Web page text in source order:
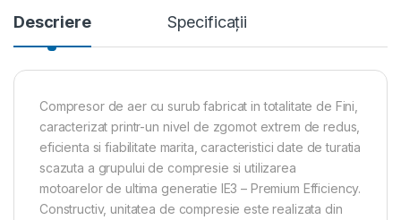
Descriere Specificații
Compresor de aer cu surub fabricat in totalitate de Fini,
caracterizat printr-un nivel de zgomot extrem de redus,
eficienta si fiabilitate marita, caracteristici date de turatia
scazuta a grupului de compresie si utilizarea
motoarelor de ultima generatie IE3 – Premium Efficiency.
Constructiv, unitatea de compresie este realizata din